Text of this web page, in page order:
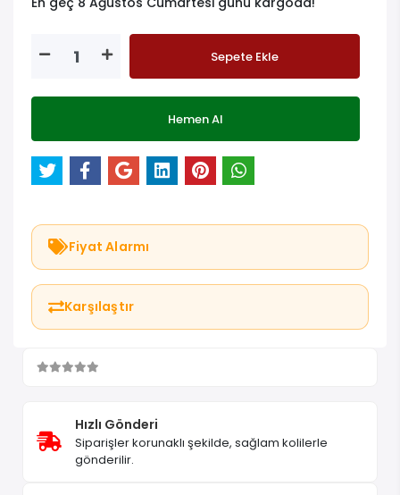
Sepete Ekle
Hemen Al
Fiyat Alarmı
Karşılaştır
Hızlı Gönderi
Siparişler korunaklı şekilde, sağlam kolilerle
gönderilir.